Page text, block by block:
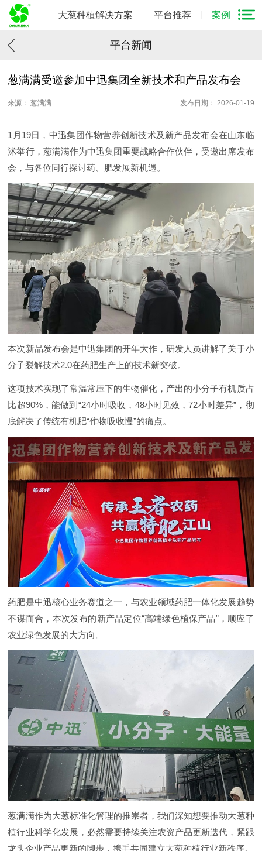
大葱种植解决方案 平台推荐 案例
平台新闻
葱满满受邀参加中迅集团全新技术和产品发布会
来源： 葱满满 发布日期： 2026-01-19
1月19日，中迅集团作物营养创新技术及新产品发布会在山东临
沭举行，葱满满作为中迅集团重要战略合作伙伴，受邀出席发布
会，与各位同行探讨药、肥发展新机遇。
本次新品发布会是中迅集团的开年大作，研发人员讲解了关于小
分子裂解技术2.0在药肥生产上的技术新突破。
这项技术实现了常温常压下的生物催化，产出的小分子有机质占
比超90%，能做到“24小时吸收，48小时见效，72小时差异”，彻
底解决了传统有机肥“作物吸收慢”的痛点。
药肥是中迅核心业务赛道之一，与农业领域药肥一体化发展趋势
不谋而合，本次发布的新产品定位“高端绿色植保产品”，顺应了
农业绿色发展的大方向。
葱满满作为大葱标准化管理的推崇者，我们深知想要推动大葱种
植行业科学化发展，必然需要持续关注农资产品更新迭代，紧跟
龙头企业产品更新的脚步，携手共同建立大葱种植行业新秩序。